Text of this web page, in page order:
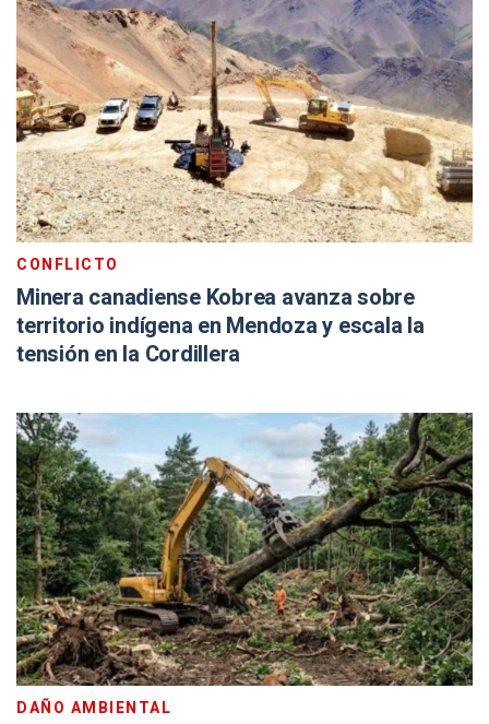
CONFLICTO
Minera canadiense Kobrea avanza sobre
territorio indígena en Mendoza y escala la
tensión en la Cordillera
DAÑO AMBIENTAL